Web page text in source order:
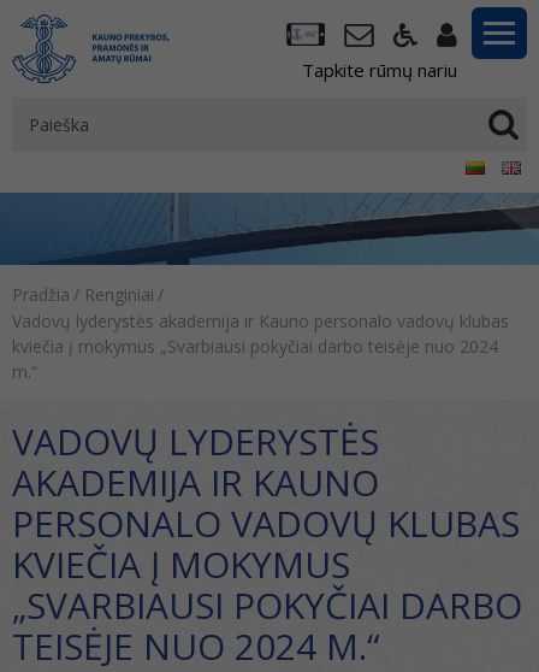
Tapkite rūmų nariu
Pradžia / Renginiai /
Vadovų lyderystės akademija ir Kauno personalo vadovų klubas
kviečia į mokymus „Svarbiausi pokyčiai darbo teisėje nuo 2024
m.“
VADOVŲ LYDERYSTĖS
AKADEMIJA IR KAUNO
PERSONALO VADOVŲ KLUBAS
KVIEČIA Į MOKYMUS
„SVARBIAUSI POKYČIAI DARBO
TEISĖJE NUO 2024 M.“